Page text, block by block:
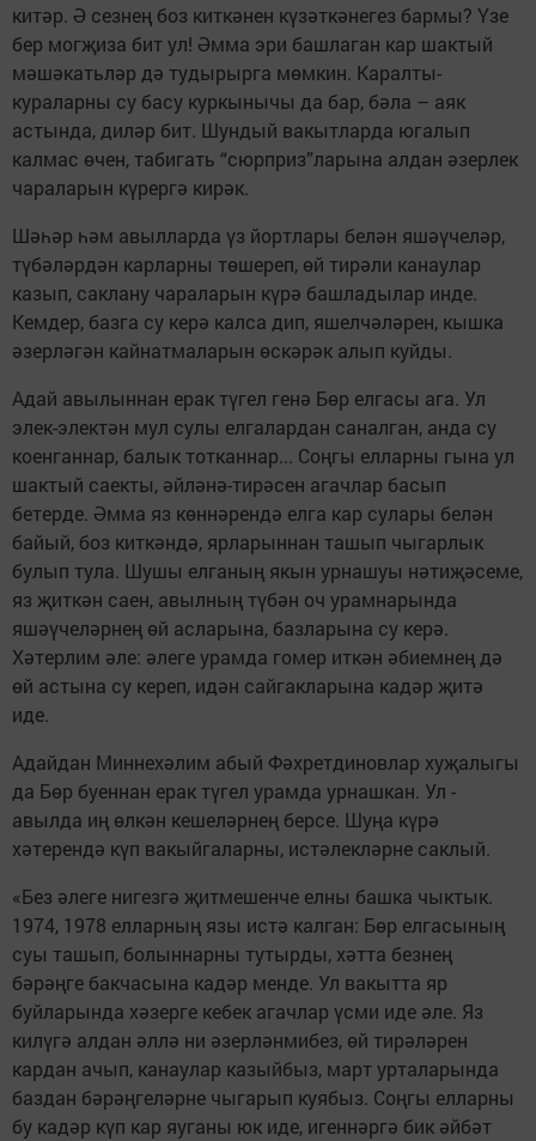
китәр. Ә сезнең боз киткәнен күзәткәнегез бармы? Үзе
бер могҗиза бит ул! Әмма эри башлаган кар шактый
мәшәкатьләр дә тудырырга мөмкин. Каралты-
кураларны су басу куркынычы да бар, бәла – аяк
астында, диләр бит. Шундый вакытларда югалып
калмас өчен, табигать “сюрприз”ларына алдан әзерлек
чараларын күрергә кирәк.
Шәһәр һәм авылларда үз йортлары белән яшәүчеләр,
түбәләрдән карларны төшереп, өй тирәли канаулар
казып, саклану чараларын күрә башладылар инде.
Кемдер, базга су керә калса дип, яшелчәләрен, кышка
әзерләгән кайнатмаларын өскәрәк алып куйды.
Адай авылыннан ерак түгел генә Бөр елгасы ага. Ул
элек-электән мул сулы елгалардан саналган, анда су
коенганнар, балык тотканнар... Соңгы елларны гына ул
шактый саекты, әйләнә-тирәсен агачлар басып
бетерде. Әмма яз көннәрендә елга кар сулары белән
байый, боз киткәндә, ярларыннан ташып чыгарлык
булып тула. Шушы елганың якын урнашуы нәтиҗәсеме,
яз җиткән саен, авылның түбән оч урамнарында
яшәүчеләрнең өй асларына, базларына су керә.
Хәтерлим әле: әлеге урамда гомер иткән әбиемнең дә
өй астына су кереп, идән сайгакларына кадәр җитә
иде.
Адайдан Миннехәлим абый Фәхретдиновлар хуҗалыгы
да Бөр буеннан ерак түгел урамда урнашкан. Ул -
авылда иң өлкән кешеләрнең берсе. Шуңа күрә
хәтерендә күп вакыйгаларны, истәлекләрне саклый.
«Без әлеге нигезгә җитмешенче елны башка чыктык.
1974, 1978 елларның язы истә калган: Бөр елгасының
суы ташып, болыннарны тутырды, хәтта безнең
бәрәңге бакчасына кадәр менде. Ул вакытта яр
буйларында хәзерге кебек агачлар үсми иде әле. Яз
килүгә алдан әллә ни әзерләнмибез, өй тирәләрен
кардан ачып, канаулар казыйбыз, март урталарында
баздан бәрәңгеләрне чыгарып куябыз. Соңгы елларны
бу кадәр күп кар яуганы юк иде, игеннәргә бик әйбәт